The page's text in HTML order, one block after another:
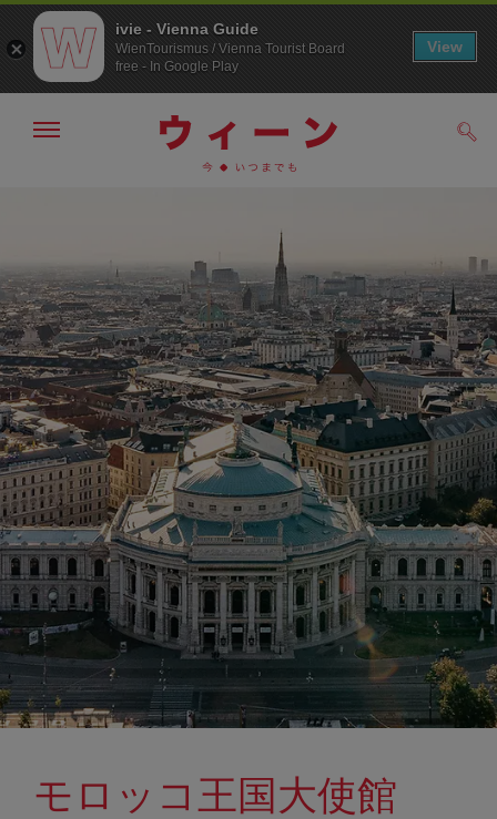
へ
ジ
の
ト
ッ
プ
へ
メ
非
表
示
モロッコ王国大使館
ivie - Vienna Guide
WienTourismus / Vienna Tourist Board
free - In Google Play
View